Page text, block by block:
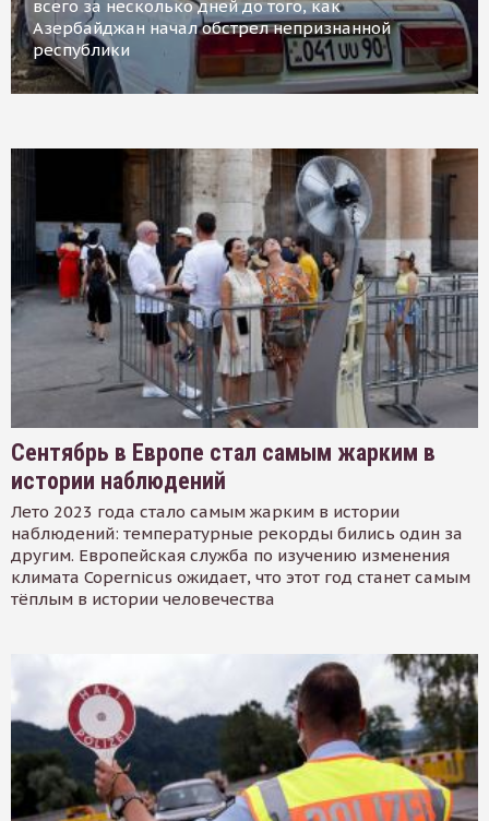
всего за несколько дней до того, как
Азербайджан начал обстрел непризнанной
республики
Сентябрь в Европе стал самым жарким в
истории наблюдений
Лето 2023 года стало самым жарким в истории
наблюдений: температурные рекорды бились один за
другим. Европейская служба по изучению изменения
климата Copernicus ожидает, что этот год станет самым
тёплым в истории человечества